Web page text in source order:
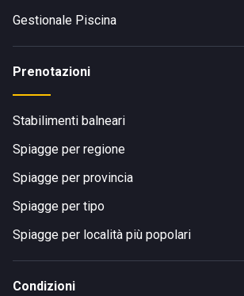
Gestionale Piscina
Prenotazioni
Stabilimenti balneari
Spiagge per regione
Spiagge per provincia
Spiagge per tipo
Spiagge per località più popolari
Condizioni